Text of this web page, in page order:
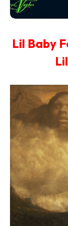
Lil Baby